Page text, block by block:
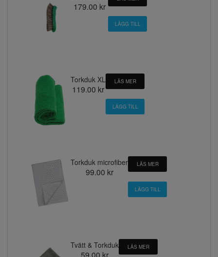
179.00 kr
Torkduk XL
119.00 kr
LÄS MER
Torkduk microfiber
99.00 kr
LÄS MER
Tvätt & Torkduk LÄS MER